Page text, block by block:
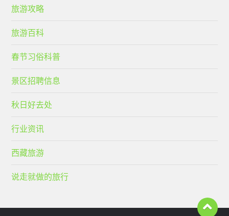
旅游攻略
旅游百科
春节习俗科普
景区招聘信息
秋日好去处
行业资讯
西藏旅游
说走就做的旅行